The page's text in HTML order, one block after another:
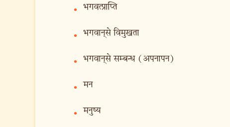
• भगवत्प्राप्ति
• भगवान‍्से विमुखता
• भगवान‍्से सम्बन्ध (अपनापन)
• मन
• मनुष्य